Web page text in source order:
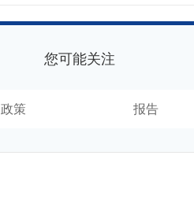
您可能关注
政策 报告